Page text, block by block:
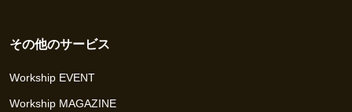
その他のサービス
Workship EVENT
Workship MAGAZINE